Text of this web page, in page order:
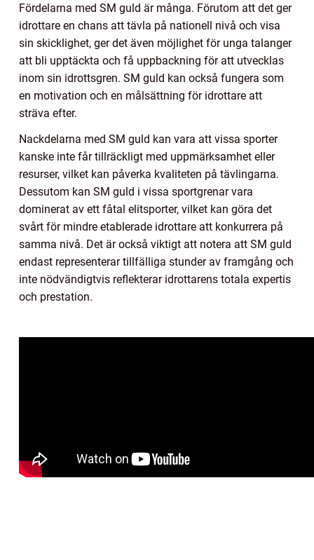
Fördelarna med SM guld är många. Förutom att det ger
idrottare en chans att tävla på nationell nivå och visa
sin skicklighet, ger det även möjlighet för unga talanger
att bli upptäckta och få uppbackning för att utvecklas
inom sin idrottsgren. SM guld kan också fungera som
en motivation och en målsättning för idrottare att
sträva efter.
Nackdelarna med SM guld kan vara att vissa sporter
kanske inte får tillräckligt med uppmärksamhet eller
resurser, vilket kan påverka kvaliteten på tävlingarna.
Dessutom kan SM guld i vissa sportgrenar vara
dominerat av ett fåtal elitsporter, vilket kan göra det
svårt för mindre etablerade idrottare att konkurrera på
samma nivå. Det är också viktigt att notera att SM guld
endast representerar tillfälliga stunder av framgång och
inte nödvändigtvis reflekterar idrottarens totala expertis
och prestation.